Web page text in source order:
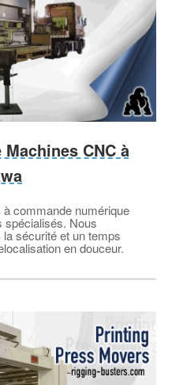
CNC à
commande numérique
spécialisés. Nous
sécurité et un temps
en douceur.